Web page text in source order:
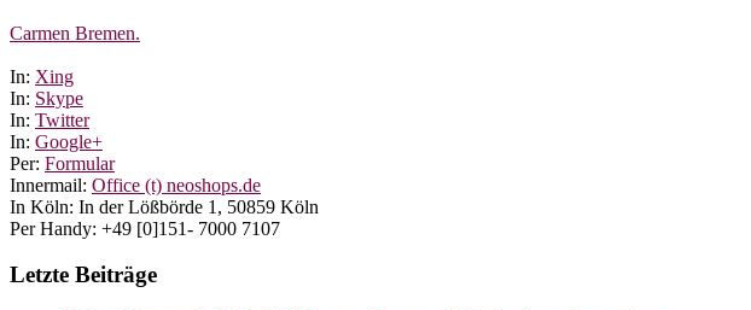
Carmen Bremen.
In: Xing
In: Skype
In: Twitter
In: Google+
Per: Formular
Innermail: Office (t) neoshops.de
In Köln: In der Lößbörde 1, 50859 Köln
Per Handy: +49 [0]151- 7000 7107
Letzte Beiträge